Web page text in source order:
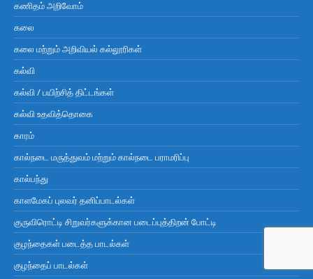
கணிதம் அறிவோம்
கலை
கலை மற்றும் அறிவியல் கல்லூரிகள்
கல்வி
கல்வி / பயிற்சித் திட்டங்கள்
கல்வி உதவித்தொகை
காரம்
கால்நடை மருத்துவம் மற்றும் கால்நடை பராமரிப்பு
கால்பந்து
காளமேகப் புலவர் தனிப்பாடல்கள்
குருவிரொட்டி சிறுவர்களுக்கான படைப்புத்திறன் போட்டி
குழந்தைகள் படைத்த பாடல்கள்
குழந்தைப் பாடல்கள்